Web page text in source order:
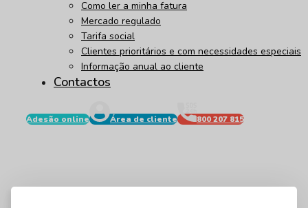
Como ler a minha fatura
Mercado regulado
Tarifa social
Clientes prioritários e com necessidades especiais
Informação anual ao cliente
Contactos
Adesão online Área de cliente 800 207 815